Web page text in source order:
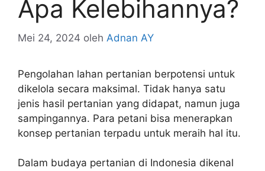
Apa Kelebihannya?
Mei 24, 2024 oleh Adnan AY
Pengolahan lahan pertanian berpotensi untuk
dikelola secara maksimal. Tidak hanya satu
jenis hasil pertanian yang didapat, namun juga
sampingannya. Para petani bisa menerapkan
konsep pertanian terpadu untuk meraih hal itu.
Dalam budaya pertanian di Indonesia dikenal